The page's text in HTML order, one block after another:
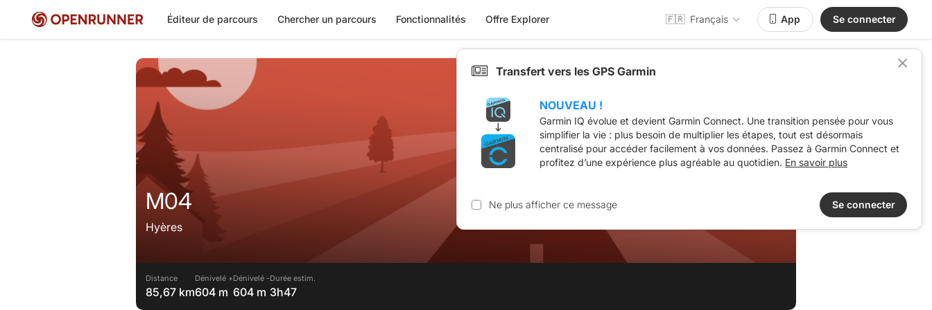
Éditeur de parcours Chercher un parcours Fonctionnalités Offre Explorer 🇫🇷 Français App Se connecter
M04
Hyères
Distance
85,67 km
Dénivelé +
604 m
Dénivelé -
604 m
Durée estim.
3h47
Transfert vers les GPS Garmin
NOUVEAU !
Garmin IQ évolue et devient Garmin Connect. Une transition pensée pour vous
simplifier la vie : plus besoin de multiplier les étapes, tout est désormais
centralisé pour accéder facilement à vos données. Passez à Garmin Connect et
profitez d’une expérience plus agréable au quotidien. En savoir plus
Ne plus afficher ce message Se connecter